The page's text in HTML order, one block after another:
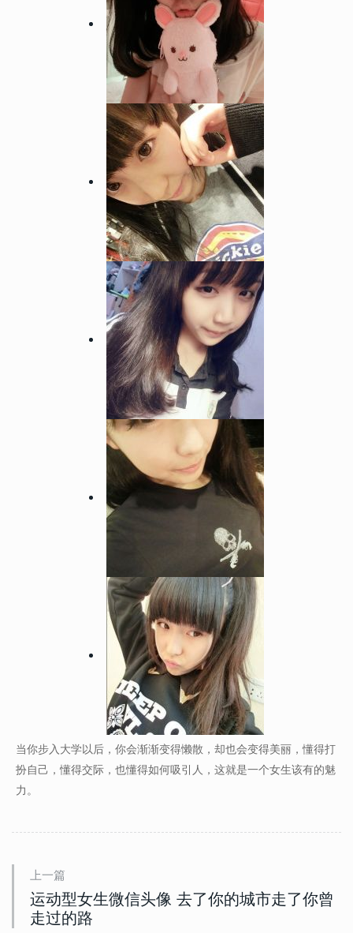
当你步入大学以后，你会渐渐变得懒散，却也会变得美丽，懂得打
扮自己，懂得交际，也懂得如何吸引人，这就是一个女生该有的魅
力。
上一篇
运动型女生微信头像 去了你的城市走了你曾
走过的路